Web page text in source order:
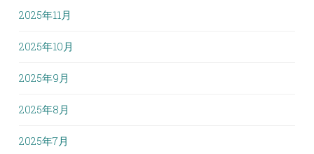
2025年11月
2025年10月
2025年9月
2025年8月
2025年7月